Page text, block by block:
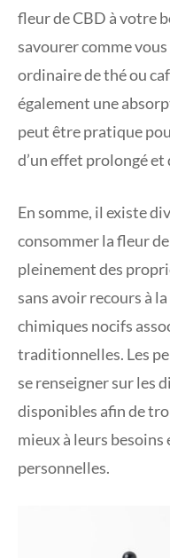
fleur de CBD à votre
savourer comme
ordinaire de thé ou
également une
peut être pratique
d’un effet prolongé et
En somme, il existe
consommer la fleur
pleinement des
sans avoir recours à
chimiques nocifs
traditionnelles. Les
se renseigner sur les
disponibles afin de
mieux à leurs besoins
personnelles.